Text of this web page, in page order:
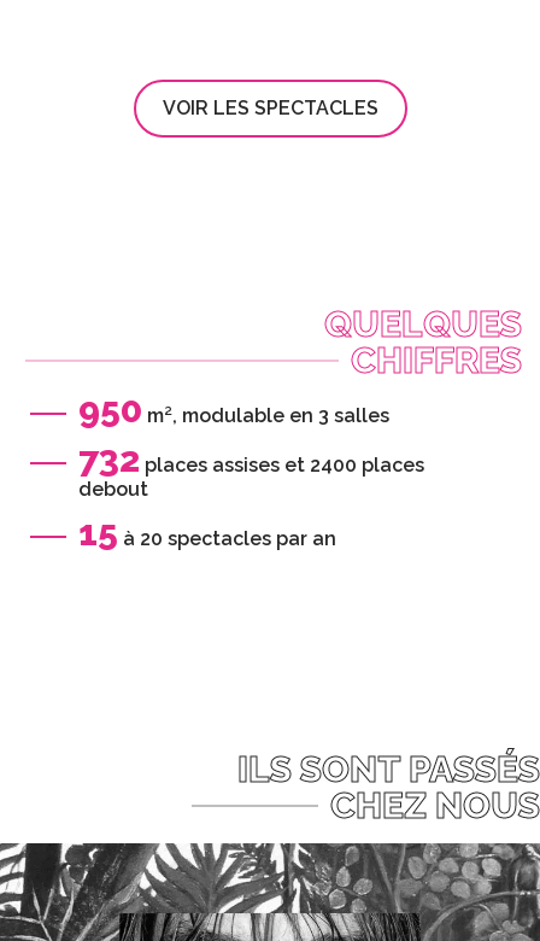
VOIR LES SPECTACLES
QUELQUES
CHIFFRES
950 m², modulable en 3 salles
732 places assises et 2400 places
debout
15 à 20 spectacles par an
ILS SONT PASSÉS
CHEZ NOUS